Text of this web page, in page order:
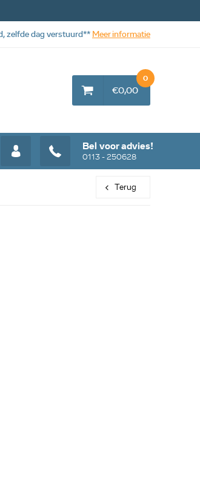
Bel voor advies!
0113 - 250628
€0,00
0
zelfde dag verstuurd** Meer informatie
Terug